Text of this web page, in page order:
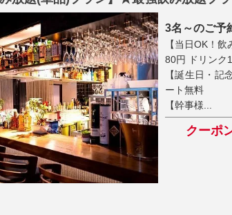
3名～のご予
【当日OK！
80円 ドリンク
【誕生日・
ート無料
【幹事様...
クーポ